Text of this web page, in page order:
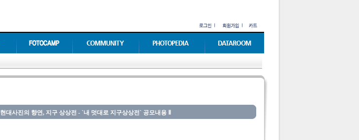
현대사진의 향연, 지구 상상전 - `내 멋대로 지구상상전` 공모내용 Ⅱ